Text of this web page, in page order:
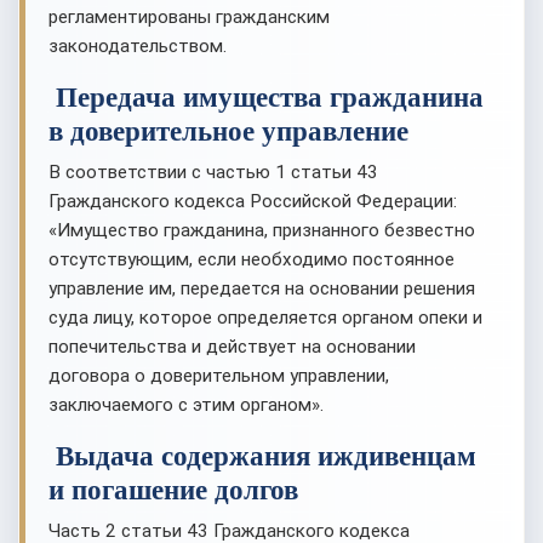
регламентированы гражданским
законодательством.
Передача имущества гражданина
в доверительное управление
В соответствии с частью 1 статьи 43
Гражданского кодекса Российской Федерации:
«Имущество гражданина, признанного безвестно
отсутствующим, если необходимо постоянное
управление им, передается на основании решения
суда лицу, которое определяется органом опеки и
попечительства и действует на основании
договора о доверительном управлении,
заключаемого с этим органом».
Выдача содержания иждивенцам
и погашение долгов
Часть 2 статьи 43 Гражданского кодекса